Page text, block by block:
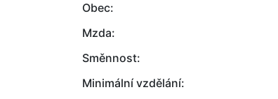
Obec:
Mzda:
Směnnost:
Minimální vzdělání: